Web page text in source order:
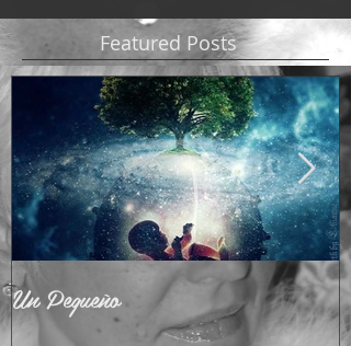
Featured Posts
Un Pequeño